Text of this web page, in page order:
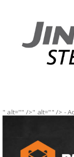
" alt="" />" alt="" /> -